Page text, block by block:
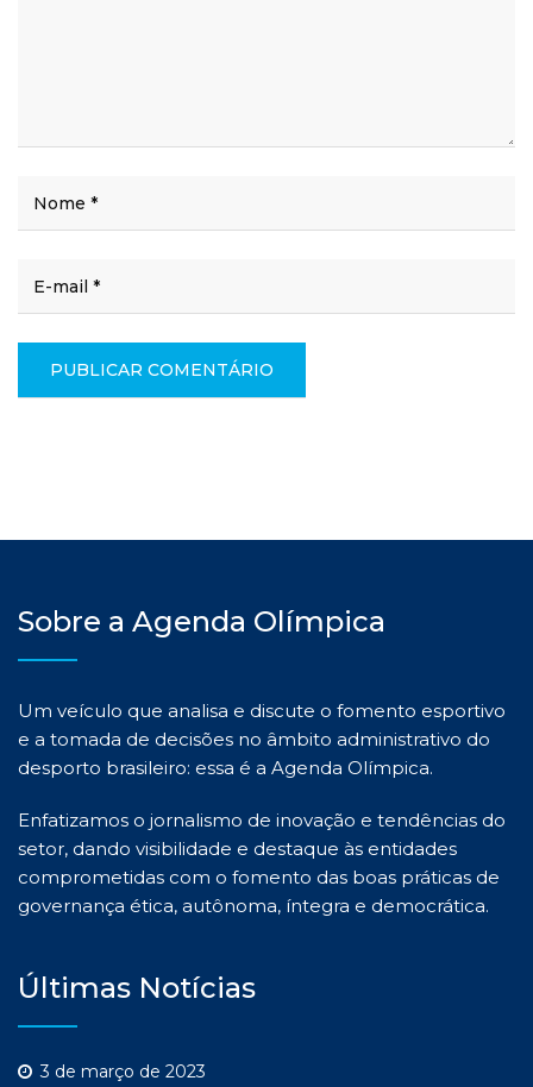
Sobre a Agenda Olímpica
Um veículo que analisa e discute o fomento esportivo
e a tomada de decisões no âmbito administrativo do
desporto brasileiro: essa é a Agenda Olímpica.
Enfatizamos o jornalismo de inovação e tendências do
setor, dando visibilidade e destaque às entidades
comprometidas com o fomento das boas práticas de
governança ética, autônoma, íntegra e democrática.
Últimas Notícias
3 de março de 2023